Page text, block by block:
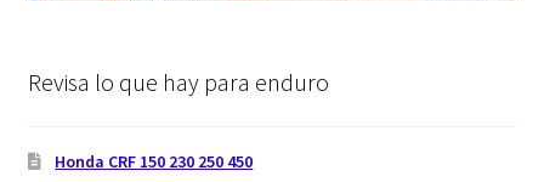
Revisa lo que hay para enduro
Honda CRF 150 230 250 450